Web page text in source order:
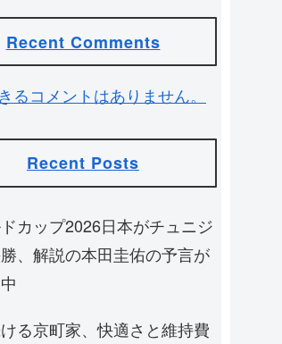
Recent Comments
るコメントはありません。
Recent Posts
カップ2026日本がチュニジ
、解説の本田圭佑の予言が
る京町家、快適さと維持費